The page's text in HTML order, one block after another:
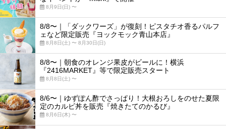
8月9日(日) 〜
8/8〜｜「ダックワーズ」が復刻！ピスタチオ香るパルフ
ェなど限定販売『ヨックモック青山本店』
8月8日(土) 〜 8月30日(日)
8/8〜｜朝食のオレンジ果皮がビールに！横浜
『2416MARKET』等で限定販売スタート
8月8日(土) 〜
8/6〜｜ゆずぽん酢でさっぱり！大根おろしをのせた夏限
定のカルビ丼を販売『焼きたてのかるび』
8月6日(木) 〜